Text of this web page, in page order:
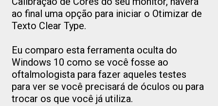
ao final uma opção para iniciar o Otimizar de
Texto Clear Type.
Eu comparo esta ferramenta oculta do
Windows 10 como se você fosse ao
oftalmologista para fazer aqueles testes
para ver se você precisará de óculos ou para
trocar os que você já utiliza.